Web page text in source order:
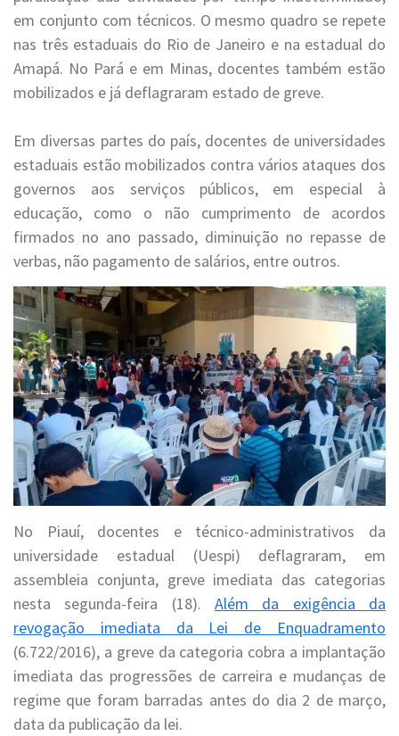
em conjunto com técnicos. O mesmo quadro se repete
nas três estaduais do Rio de Janeiro e na estadual do
Amapá. No Pará e em Minas, docentes também estão
mobilizados e já deflagraram estado de greve.
Em diversas partes do país, docentes de universidades
estaduais estão mobilizados contra vários ataques dos
governos aos serviços públicos, em especial à
educação, como o não cumprimento de acordos
firmados no ano passado, diminuição no repasse de
verbas, não pagamento de salários, entre outros.
No Piauí, docentes e técnico-administrativos da
universidade estadual (Uespi) deflagraram, em
assembleia conjunta, greve imediata das categorias
nesta segunda-feira (18). Além da exigência da
revogação imediata da Lei de Enquadramento
(6.722/2016), a greve da categoria cobra a implantação
imediata das progressões de carreira e mudanças de
regime que foram barradas antes do dia 2 de março,
data da publicação da lei.